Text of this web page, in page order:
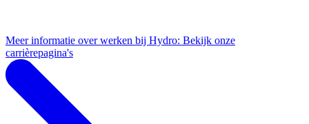
Meer informatie over werken bij Hydro: Bekijk onze
carrièrepagina's